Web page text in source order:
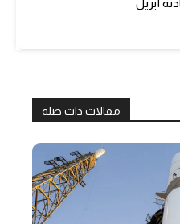
مقالات ذات صلة